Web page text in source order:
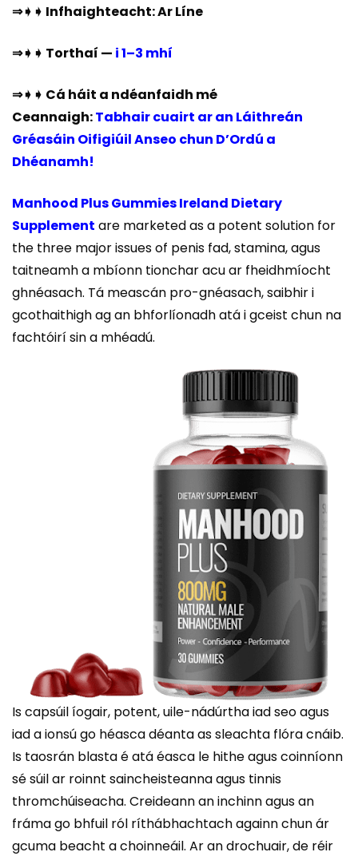
⇒➧➧ Infhaighteacht: Ar Líne
⇒➧➧ Torthaí — i 1–3 mhí
⇒➧➧ Cá háit a ndéanfaidh mé
Ceannaigh:Tabhair cuairt ar an Láithreán
Gréasáin Oifigiúil Anseo chun D’Ordú a
Dhéanamh!
Manhood Plus Gummies Ireland Dietary
Supplement are marketed as a potent solution for
the three major issues of penis fad, stamina, agus
taitneamh a mbíonn tionchar acu ar fheidhmíocht
ghnéasach. Tá meascán pro-gnéasach, saibhir i
gcothaithigh ag an bhforlíonadh atá i gceist chun na
fachtóirí sin a mhéadú.
Is capsúil íogair, potent, uile-nádúrtha iad seo agus
iad a ionsú go héasca déanta as sleachta flóra cnáib.
Is taosrán blasta é atá éasca le hithe agus coinníonn
sé súil ar roinnt saincheisteanna agus tinnis
thromchúiseacha. Creideann an inchinn agus an
fráma go bhfuil ról ríthábhachtach againn chun ár
gcuma beacht a choinneáil. Ar an drochuair, de réir